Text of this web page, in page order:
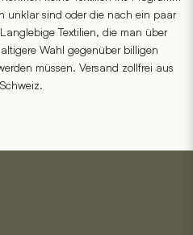
unklar sind oder die nach ein paar
Textilien, die man über
Wahl gegenüber billigen
müssen. Versand zollfrei aus